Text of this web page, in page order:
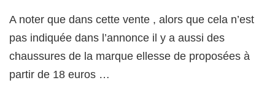
A noter que dans cette vente , alors que cela n’est
pas indiquée dans l’annonce il y a aussi des
chaussures de la marque ellesse de proposées à
partir de 18 euros …